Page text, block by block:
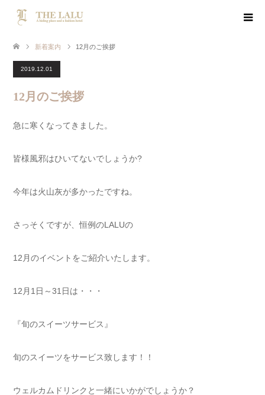
新着案内 12月のご挨拶
2019.12.01
12月のご挨拶
急に寒くなってきました。
皆様風邪はひいてないでしょうか?
今年は火山灰が多かったですね。
さっそくですが、恒例のLALUの
12月のイベントをご紹介いたします。
12月1日～31日は・・・
『旬のスイーツサービス』
旬のスイーツをサービス致します！！
ウェルカムドリンクと一緒にいかがでしょうか？